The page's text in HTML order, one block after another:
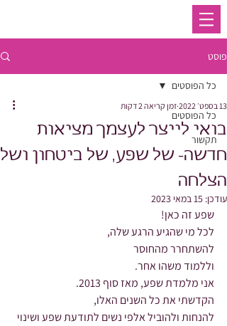
פוסט
כל הפוסטים
תקשור
כל הפוסטים
בואי לייצר לעצמך מציאות
חדשה- של שפע, של ביטחון ושל
הצלחה
13 בספט׳ 2022 זמן קריאה 2 דקות
עודכן: 15 במאי 2023
שפע זה כאן!
לכל מי שהגיע הרגע שלה,
להשתחרר מהחוסר
וללמוד משהו אחר.
אני מלמדת שפע, מאז סוף 2013.
הקדשתי את כל השנים האלו,
להנחות ולהוביל אלפי נשים לתודעת שפע ושינוי